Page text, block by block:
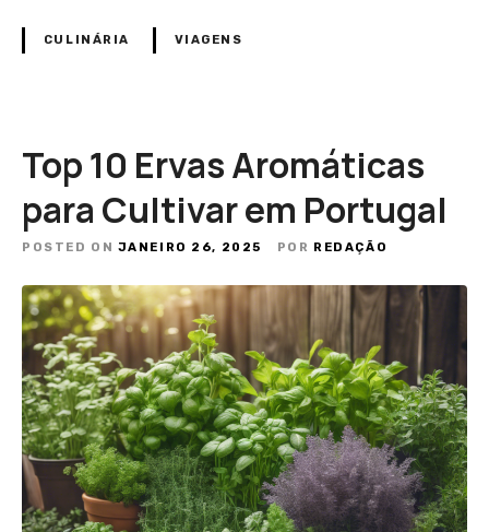
CULINÁRIA VIAGENS
Top 10 Ervas Aromáticas
para Cultivar em Portugal
POSTED ON JANEIRO 26, 2025 POR REDAÇÃO